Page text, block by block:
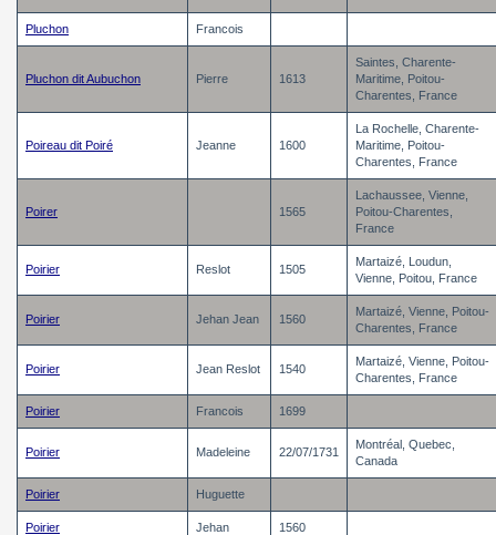
Pluchon Francois
Pluchon dit Aubuchon Pierre 1613
Saintes, Charente-
Maritime, Poitou-
Charentes, France
Poireau dit Poiré Jeanne 1600
La Rochelle, Charente-
Maritime, Poitou-
Charentes, France
Poirer 1565
Lachaussee, Vienne,
Poitou-Charentes,
France
Poirier Reslot 1505
Martaizé, Loudun,
Vienne, Poitou, France
Poirier Jehan Jean 1560
Martaizé, Vienne, Poitou-
Charentes, France
Poirier Jean Reslot 1540
Martaizé, Vienne, Poitou-
Charentes, France
Poirier Francois 1699
Poirier Madeleine 22/07/1731
Montréal, Quebec,
Canada
Poirier Huguette
Poirier Jehan 1560